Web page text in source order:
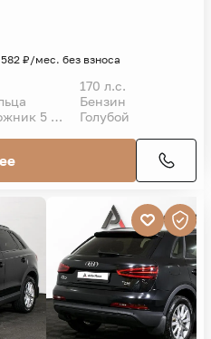
582 ₽/мес. без взноса
170 л.с.
Бензин
Внедорожник 5 дв. Голубой